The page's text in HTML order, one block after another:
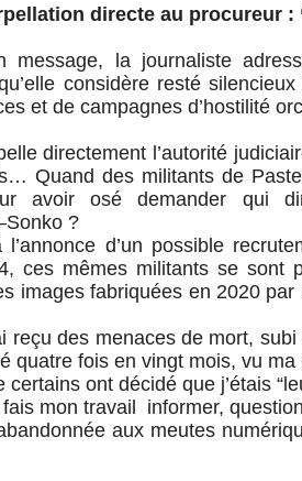
directe au procureur
message, la journaliste
considère resté silencieux
et de campagnes d’hostilité
directement l’autorité
Quand des militants de
avoir osé demander qui
?
l’annonce d’un possible
ces mêmes militants se sont
images fabriquées en 2020
reçu des menaces de mort,
quatre fois en vingt mois, vu
certains ont décidé que j’étais
mon travail informer,
aux meutes